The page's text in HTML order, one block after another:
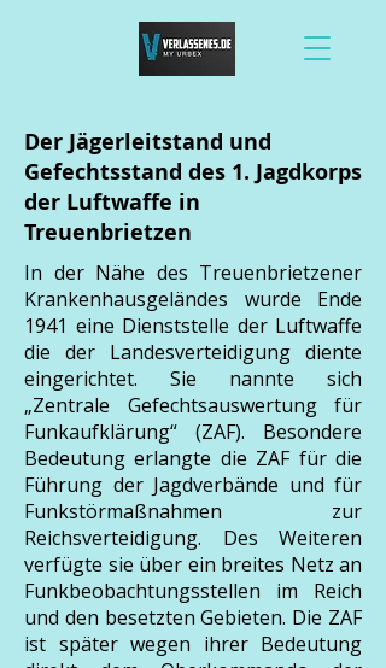
Der Jägerleitstand und
Gefechtsstand des 1. Jagdkorps
der Luftwaffe in
Treuenbrietzen
​In der Nähe des Treuenbrietzener
Krankenhausgeländes wurde Ende
1941 eine Dienststelle der Luftwaffe
die der Landesverteidigung diente
eingerichtet. Sie nannte sich
„Zentrale Gefechtsauswertung für
Funkaufklärung“ (ZAF). Besondere
Bedeutung erlangte die ZAF für die
Führung der Jagdverbände und für
Funkstörmaßnahmen zur
Reichsverteidigung. Des Weiteren
verfügte sie über ein breites Netz an
Funkbeobachtungsstellen im Reich
und den besetzten Gebieten. Die ZAF
ist später wegen ihrer Bedeutung